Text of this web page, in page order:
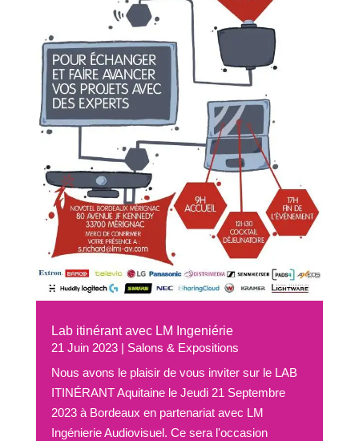
Lab itinérant avec LM Ingeniérie
21 Juin 2023| Salons & Expositions
Nous avons le plaisir de vous inviter sur le LAB
ITINÉRANT Aquitaine le Jeudi 21 Septembre
2023 à Bordeaux en partenariat avec LM
Ingénierie Audiovisuel. Ce sera l'occasion